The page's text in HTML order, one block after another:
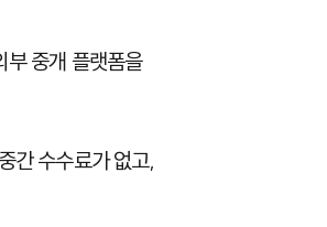
부 중개 플랫폼을
간 수수료가 없고,